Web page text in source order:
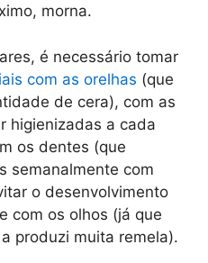
morna.
é necessário tomar
com as orelhas (que
de cera), com as
higienizadas a cada
os dentes (que
semanalmente com
o desenvolvimento
com os olhos (já que
produzi muita remela).